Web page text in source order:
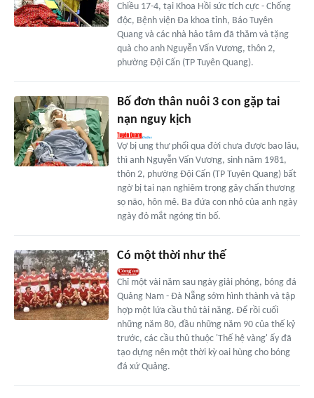
Chiều 17-4, tại Khoa Hồi sức tích cực - Chống
độc, Bệnh viện Đa khoa tỉnh, Báo Tuyên
Quang và các nhà hảo tâm đã thăm và tặng
quà cho anh Nguyễn Vấn Vương, thôn 2,
phường Đội Cấn (TP Tuyên Quang).
Bố đơn thân nuôi 3 con gặp tai
nạn nguy kịch
Vợ bị ung thư phổi qua đời chưa được bao lâu,
thì anh Nguyễn Vấn Vương, sinh năm 1981,
thôn 2, phường Đội Cấn (TP Tuyên Quang) bất
ngờ bị tai nạn nghiêm trọng gây chấn thương
sọ não, hôn mê. Ba đứa con nhỏ của anh ngày
ngày đỏ mắt ngóng tin bố.
Có một thời như thế
Chỉ một vài năm sau ngày giải phóng, bóng đá
Quảng Nam - Đà Nẵng sớm hình thành và tập
hợp một lứa cầu thủ tài năng. Để rồi cuối
những năm 80, đầu những năm 90 của thế kỷ
trước, các cầu thủ thuộc 'Thế hệ vàng' ấy đã
tạo dựng nên một thời kỳ oai hùng cho bóng
đá xứ Quảng.